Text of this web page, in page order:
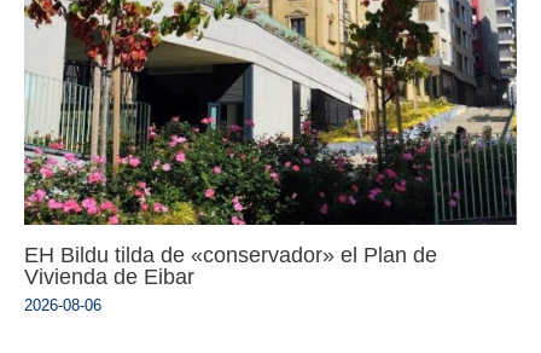
EH Bildu tilda de «conservador» el Plan de
Vivienda de Eibar
2026-08-06